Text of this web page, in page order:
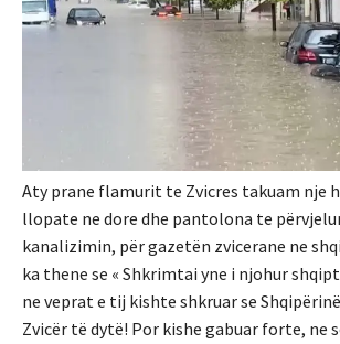
Aty prane flamurit te Zvicres takuam nje
llopate ne dore dhe pantolona te
kanalizimin, për gazetën zvicerane ne
ka thene se « Shkrimtai yne i njohur
ne veprat e tij kishte shkruar se
Zvicër të dytë! Por kishe gabuar forte, ne